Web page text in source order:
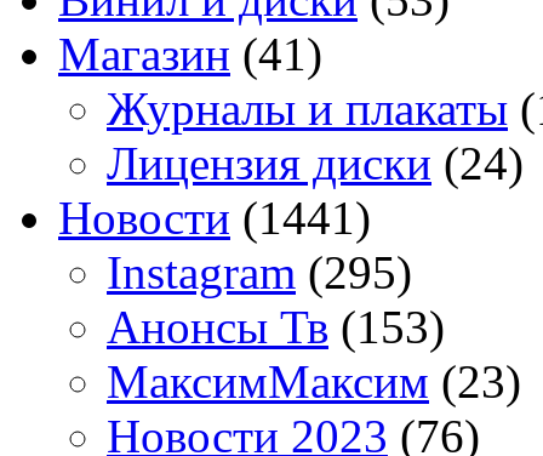
Магазин (41)
Журналы и плакаты
Лицензия диски (24)
Новости (1441)
Instagram (295)
Анонсы Тв (153)
МаксимМаксим (23)
Новости 2023 (76)